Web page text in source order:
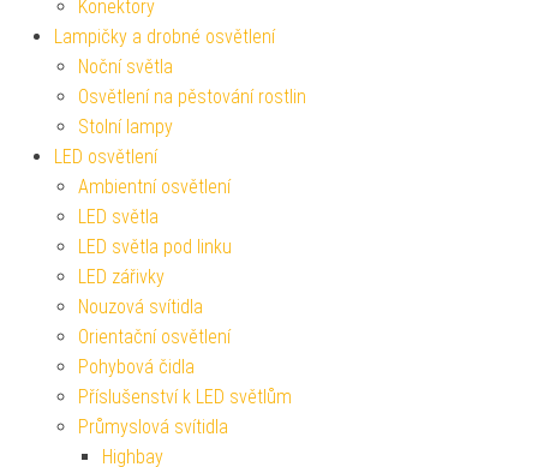
Konektory
Lampičky a drobné osvětlení
Noční světla
Osvětlení na pěstování rostlin
Stolní lampy
LED osvětlení
Ambientní osvětlení
LED světla
LED světla pod linku
LED zářivky
Nouzová svítidla
Orientační osvětlení
Pohybová čidla
Příslušenství k LED světlům
Průmyslová svítidla
Highbay